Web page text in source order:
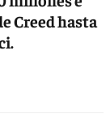
Creed hasta